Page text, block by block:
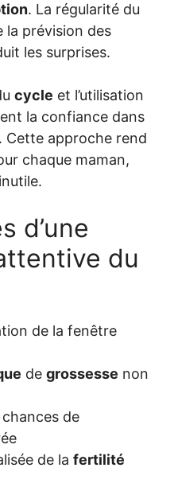
. La régularité du
la prévision des
les surprises.
cycle et l’utilisation
la confiance dans
. Cette approche rend
chaque maman,
d’une
du
de la fenêtre
de grossesse non
de
de la fertilité